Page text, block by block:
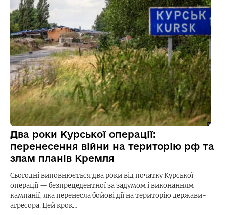
Два роки Курської операції:
перенесення війни на територію рф та
злам планів Кремля
Сьогодні виповнюється два роки від початку Курської
операції — безпрецедентної за задумом і виконанням
кампанії, яка перенесла бойові дії на територію держави-
агресора. Цей крок…